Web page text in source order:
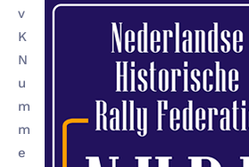
v
K
N
u
m
m
e